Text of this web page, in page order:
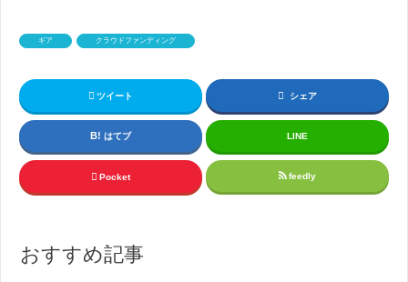
ギア クラウドファンディング
ツイート シェア
はてブ LINE
Pocket feedly
おすすめ記事